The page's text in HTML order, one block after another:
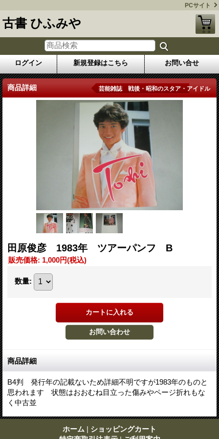
PCサイト
古書 ひふみや
ログイン 新規登録はこちら お問い合せ
商品詳細 芸能雑誌 戦後・昭和のスタア・アイドル
田原俊彦 1983年 ツアーパンフ B
販売価格: 1,000円(税込)
数量:
商品詳細
B4判 発行年の記載ないため詳細不明ですが1983年のものと
思われます 状態はおおむね目立った傷みやページ折れもな
く中古並
ホーム | ショッピングカート